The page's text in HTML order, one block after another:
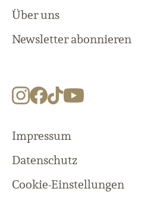
Über uns
Newsletter abonnieren
Impressum
Datenschutz
Cookie-Einstellungen